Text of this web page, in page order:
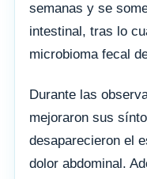
semanas y se
intestinal, tras lo
microbioma fecal
Durante las
mejoraron sus
desaparecieron el
dolor abdominal.